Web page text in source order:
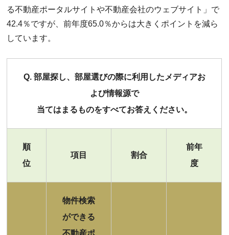
る不動産ポータルサイトや不動産会社のウェブサイト」で
42.4％ですが、前年度65.0％からは大きくポイントを減ら
しています。
Q. 部屋探し、部屋選びの際に利用したメディアお
よび情報源で
当てはまるものをすべてお答えください。
順
位
項目 割合
前年
度
物件検索
ができる
不動産ポ